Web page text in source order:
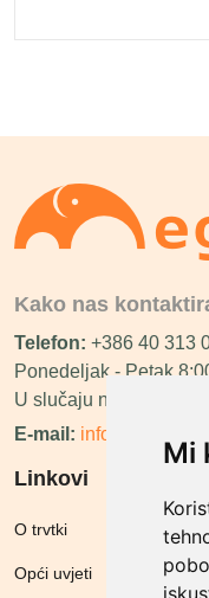
Mi
Kako nas
Telefon: +386 40 313
Ponedeljak - Petak
U slučaju
E-mail:
Linkovi
O trvtki
Opći uvjeti